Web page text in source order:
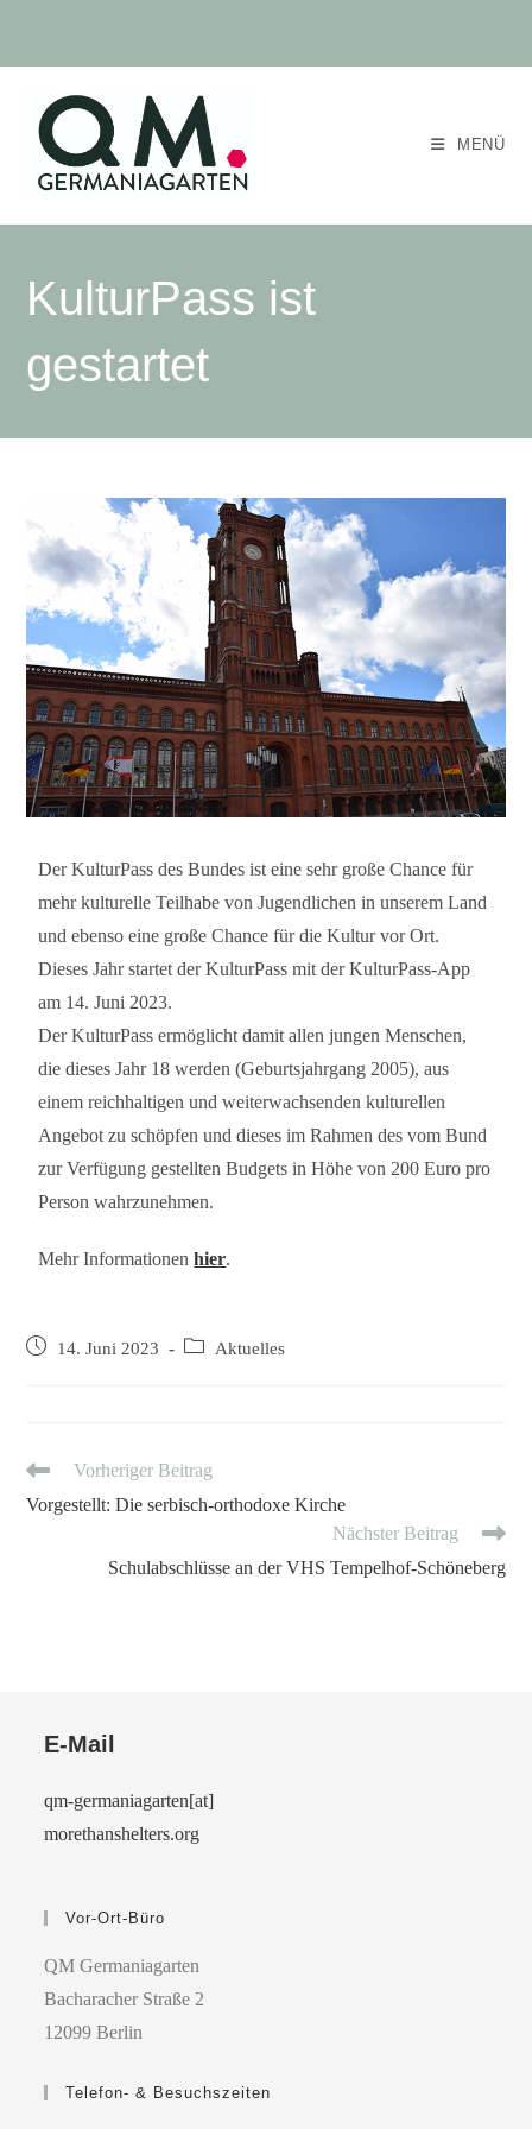
MENÜ
KulturPass ist
gestartet
Der KulturPass des Bundes ist eine sehr große Chance für
mehr kulturelle Teilhabe von Jugendlichen in unserem Land
und ebenso eine große Chance für die Kultur vor Ort.
Dieses Jahr startet der KulturPass mit der KulturPass-App
am 14. Juni 2023.
Der KulturPass ermöglicht damit allen jungen Menschen,
die dieses Jahr 18 werden (Geburtsjahrgang 2005), aus
einem reichhaltigen und weiterwachsenden kulturellen
Angebot zu schöpfen und dieses im Rahmen des vom Bund
zur Verfügung gestellten Budgets in Höhe von 200 Euro pro
Person wahrzunehmen.
Mehr Informationenhier.
14. Juni 2023 Aktuelles
Vorheriger Beitrag
Vorgestellt: Die serbisch-orthodoxe Kirche
Nächster Beitrag
Schulabschlüsse an der VHS Tempelhof-Schöneberg
E-Mail
qm-germaniagarten[at]
morethanshelters.org
Vor-Ort-Büro
QM Germaniagarten
Bacharacher Straße 2
12099 Berlin
Telefon- & Besuchszeiten